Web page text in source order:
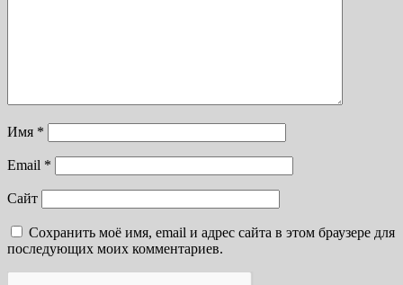
Имя *
Email *
Сайт
Сохранить моё имя, email и адрес сайта в этом браузере для
последующих моих комментариев.